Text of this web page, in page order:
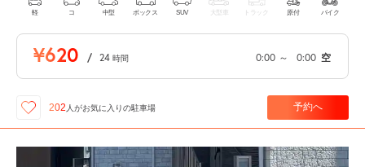
軽 コ 中型 ボックス SUV 大型車 トラック 原付 バイク
¥620 / 24 時間 0:00 ～ 0:00 空
202 人がお気に入りの駐車場 予約へ